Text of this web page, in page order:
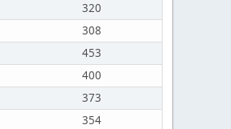
320
308
453
400
373
354